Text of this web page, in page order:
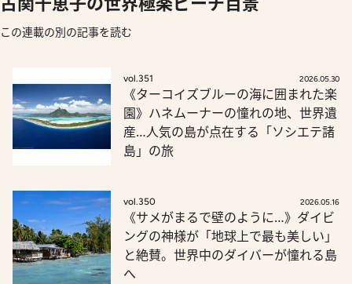
この連載の別の記事を読む
vol.351 2026.05.30
《ターコイズブルーの海に囲まれた楽
園》ハネムーナーの憧れの地、世界遺
産…人気の島が点在する「ソシエテ諸
島」の旅
vol.350 2026.05.16
《サメがまるで壁のように…》ダイビ
ングの神様が「地球上で最も美しい」
と絶賛。世界中のダイバーが憧れる島
へ